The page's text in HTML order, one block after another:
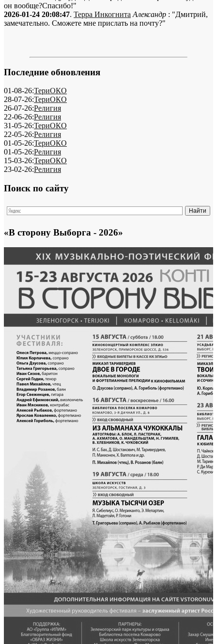
он вообще?Спасибо!"
2026-01-24 20:08:47. Терра Инкогнита Александр : "Дмитрий,
замечательно. Сможете мне прислать на почту?"
Последние обновления
01-08-26:ТериОКО
28-07-26:ТериОКО
26-07-26:Религия
22-06-26:Религия
31-05-26:ТериОКО
22-05-26:Религия
01-05-26:ТериОКО
01-05-26:Религия
15-03-26:ТериОКО
23-02-26:Религия
Поиск по сайту
«В сторону Выборга - 2026»